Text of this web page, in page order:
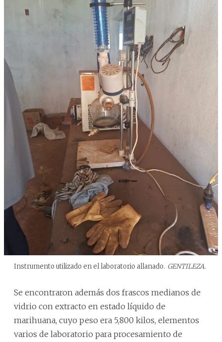
Instrumento utilizado en el laboratorio allanado. GENTILEZA.
Se encontraron además dos frascos medianos de
vidrio con extracto en estado líquido de
marihuana, cuyo peso era 5,800 kilos, elementos
varios de laboratorio para procesamiento de